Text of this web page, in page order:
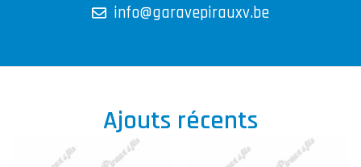
info@garavepirauxv.be
Ajouts récents